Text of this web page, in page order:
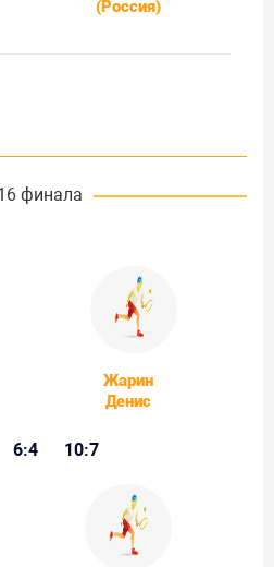
(Россия)
финала
Жарин
Денис
6:4 10:7